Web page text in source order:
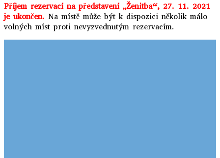
Příjem rezervací na představení „Ženitba“, 27. 11. 2021
je ukončen. Na místě může být k dispozici několik málo
volných míst proti nevyzvednutým rezervacím.